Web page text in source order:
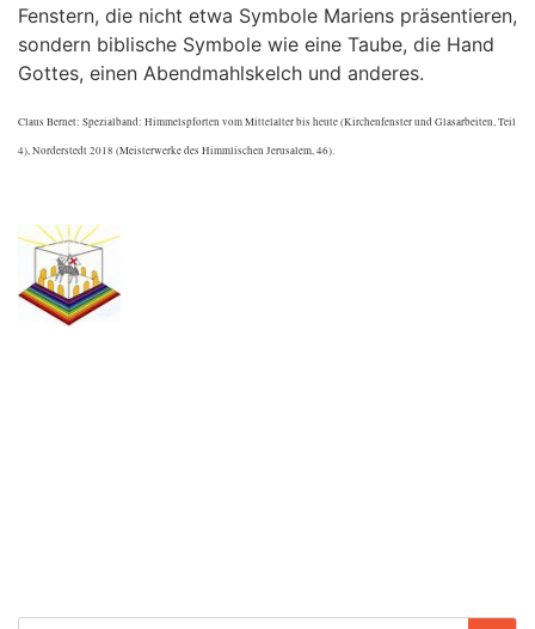
Fenstern, die nicht etwa Symbole Mariens präsentieren,
sondern biblische Symbole wie eine Taube, die Hand
Gottes, einen Abendmahlskelch und anderes.
Claus Bernet: Spezialband: Himmelspforten vom Mittelalter bis heute (Kirchenfenster und Glasarbeiten, Teil
4), Norderstedt 2018 (Meisterwerke des Himmlischen Jerusalem, 46).